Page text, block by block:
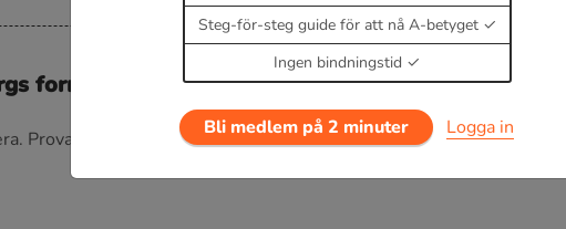
formel och excitation
Prova i 30 dagar för 19 kr.
Steg-för-steg guide för att nå A-betyget
Ingen bindningstid
Bli medlem på 2 minuter Logga in